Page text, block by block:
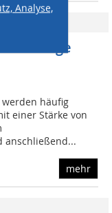
Analyse,
häufig
einer Stärke von
anschließend...
mehr